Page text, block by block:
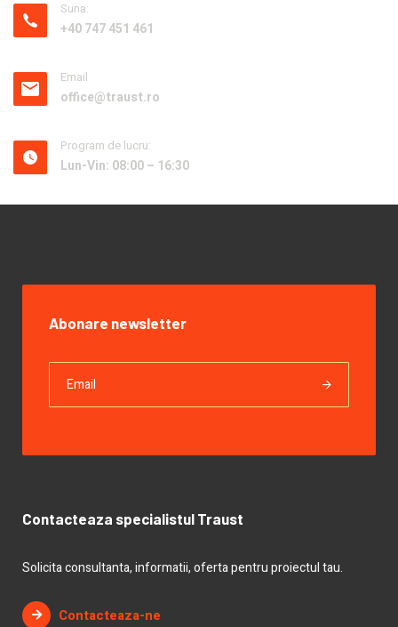
Suna:
+40 747 451 461
Email
office@traust.ro
Program de lucru:
Lun-Vin: 08:00 – 16:30
Abonare newsletter
Contacteaza specialistul Traust
Solicita consultanta, informatii, oferta pentru proiectul tau.
Contacteaza-ne